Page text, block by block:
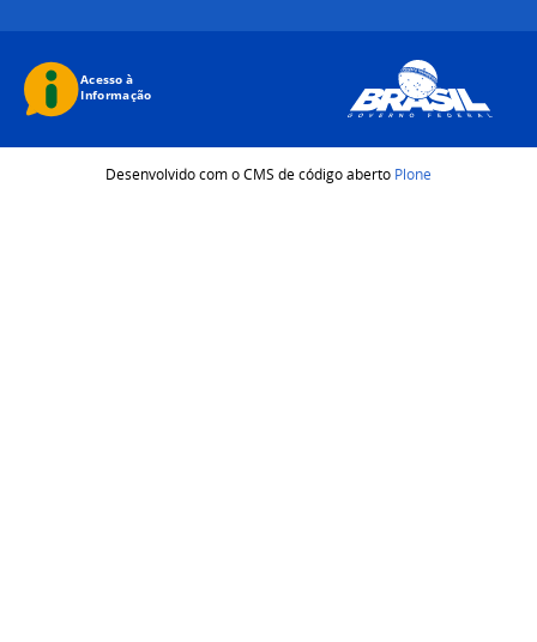
Desenvolvido com o CMS de código aberto Plone